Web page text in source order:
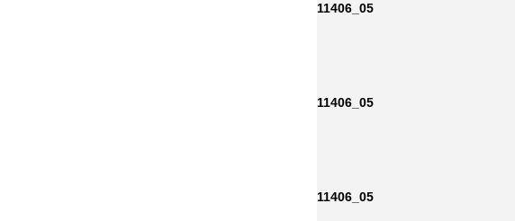
11406_05
11406_05
11406_05